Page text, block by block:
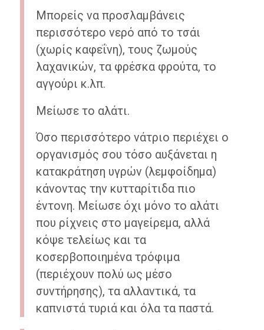
Μπορείς να προσλαμβάνεις
περισσότερο νερό από το τσάι
(χωρίς καφεΐνη), τους ζωμούς
λαχανικών, τα φρέσκα φρούτα, το
αγγούρι κ.λπ.
Μείωσε το αλάτι.
Όσο περισσότερο νάτριο περιέχει ο
οργανισμός σου τόσο αυξάνεται η
κατακράτηση υγρών (λεμφοίδημα)
κάνοντας την κυτταρίτιδα πιο
έντονη. Μείωσε όχι μόνο το αλάτι
που ρίχνεις στο μαγείρεμα, αλλά
κόψε τελείως και τα
κοσερβοποιημένα τρόφιμα
(περιέχουν πολύ ως μέσο
συντήρησης), τα αλλαντικά, τα
καπνιστά τυριά και όλα τα παστά.